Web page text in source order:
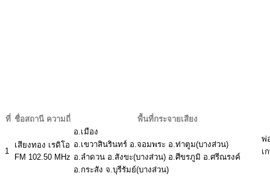
ที่ ชื่อสถานี ความถี่ พื้นที่กระจายเสียง
1
เสียงทอง เรดิโอ
FM 102.50 MHz
อ.เมือง
อ.เขวาสินรินทร์ อ.จอมพระ อ.ท่าตูม(บางส่วน)
อ.ลำดวน อ.สังขะ(บางส่วน) อ.ศีขรภูมิ อ.ศรีณรงค์
อ.กระสัง จ.บุรีรัมย์(บางส่วน)
พ่
เ